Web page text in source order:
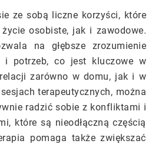
ze sobą liczne korzyści, które
osobiste, jak i zawodowe.
na głębsze zrozumienie
i potrzeb, co jest kluczowe w
zarówno w domu, jak i w
terapeutycznych, można
radzić sobie z konfliktami i
które są nieodłączną częścią
pomaga także zwiększać